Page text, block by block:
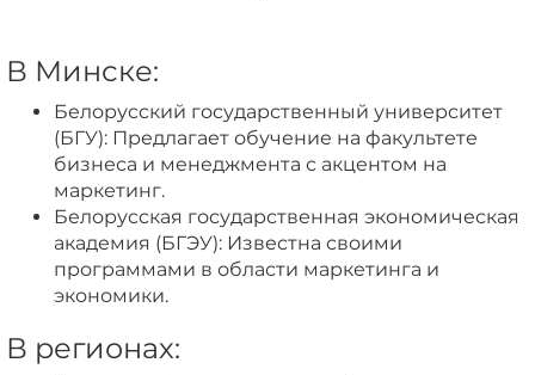
В Минске:
Белорусский государственный университет
(БГУ): Предлагает обучение на факультете
бизнеса и менеджмента с акцентом на
маркетинг.
Белорусская государственная экономическая
академия (БГЭУ): Известна своими
программами в области маркетинга и
экономики.
В регионах: